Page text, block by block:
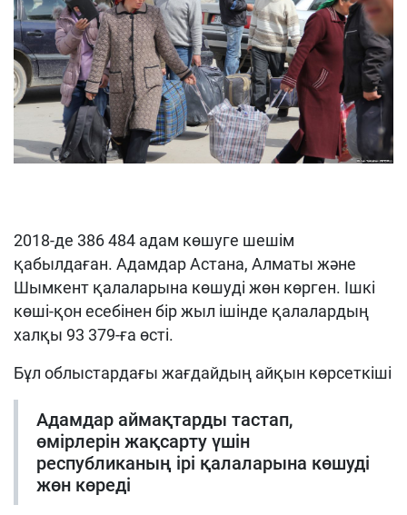
2018-де 386 484 адам көшуге шешім
қабылдаған. Адамдар Астана, Алматы және
Шымкент қалаларына көшуді жөн көрген. Ішкі
көші-қон есебінен бір жыл ішінде қалалардың
халқы 93 379-ға өсті.
Бұл облыстардағы жағдайдың айқын көрсеткіші
Адамдар аймақтарды тастап,
өмірлерін жақсарту үшін
республиканың ірі қалаларына көшуді
жөн көреді